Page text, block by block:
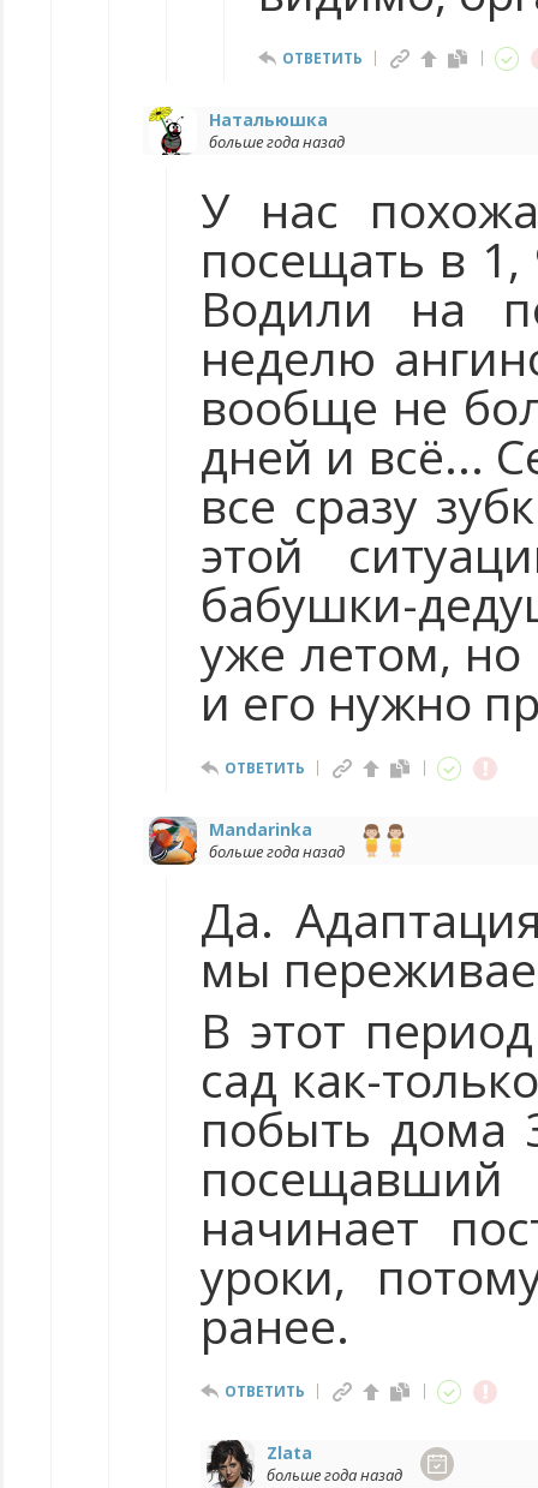
ОТВЕТИТЬ
Натальюшка
больше года назад
У нас
посещать в
Водили на
неделю
вообще не
дней и всё...
все сразу
этой
бабушки-
уже летом, но
и его нужно
ОТВЕТИТЬ
Mandarinka
больше года назад
Да.
мы
В этот
сад как-
побыть дома
начинает
уроки,
ранее.
ОТВЕТИТЬ
Zlata
больше года назад